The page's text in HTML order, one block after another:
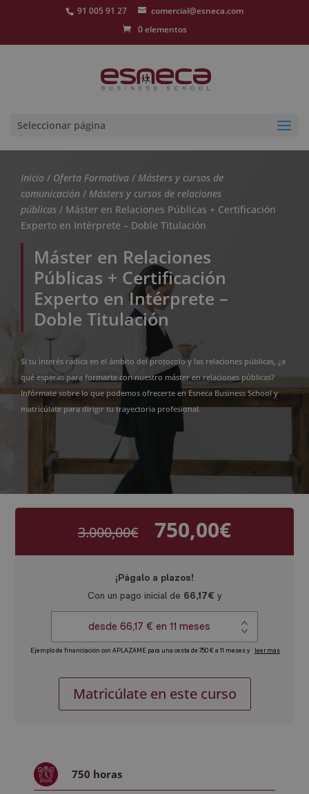
91 005 91 27
comercial@esneca.com
0 elementos
Seleccionar página
Inicio / Oferta Formativa / Másters y cursos de
comunicación / Másters y cursos de relaciones
públicas / Máster en Relaciones Públicas + Certificación
Experto en Intérprete – Doble Titulación
Máster en Relaciones
Públicas + Certificación
Experto en Intérprete –
Doble Titulación
Si tu interés radica en el ámbito del protocolo y las relaciones públicas, ¿a
qué esperas para formarte con nuestro máster en relaciones públicas?
Infórmate sobre lo que podemos ofrecerte en Esneca Business School y
matricúlate para dirigir tu trayectoria profesional.
3.000,00€
era:
3.000,00€.
750,00€El
en
Experto
Matricúlate en este curso
750 horas